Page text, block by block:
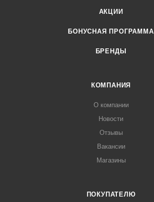
АКЦИИ
БОНУСНАЯ ПРОГРАММА
БРЕНДЫ
КОМПАНИЯ
О компании
Новости
Отзывы
Вакансии
Магазины
ПОКУПАТЕЛЮ